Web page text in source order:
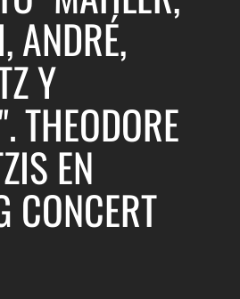
ANDRÉ,
Y
THEODORE
EN
CONCERT